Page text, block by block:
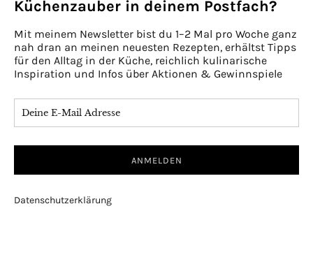
Küchenzauber in deinem Postfach?
Mit meinem Newsletter bist du 1–2 Mal pro Woche ganz
nah dran an meinen neuesten Rezepten, erhältst Tipps
für den Alltag in der Küche, reichlich kulinarische
Inspiration und Infos über Aktionen & Gewinnspiele
Datenschutzerklärung